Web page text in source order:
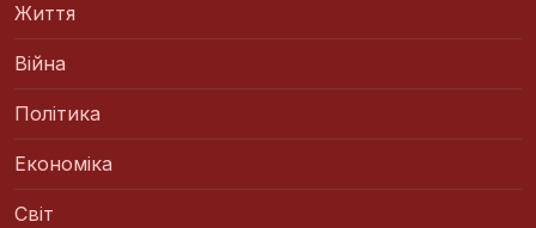
Життя
Війна
Політика
Економіка
Світ